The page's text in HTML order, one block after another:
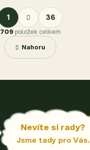
O
v
l
a
p
v
k
y
S
t
r
á
n
k
o
1 36
709 položek celkem
Nahoru
Nevíte si rady?
Jsme tady pro Vás.